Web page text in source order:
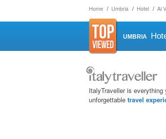
Home Umbria Hotel Al
UMBRIA
ItalyTraveller is everything
unforgettable travel